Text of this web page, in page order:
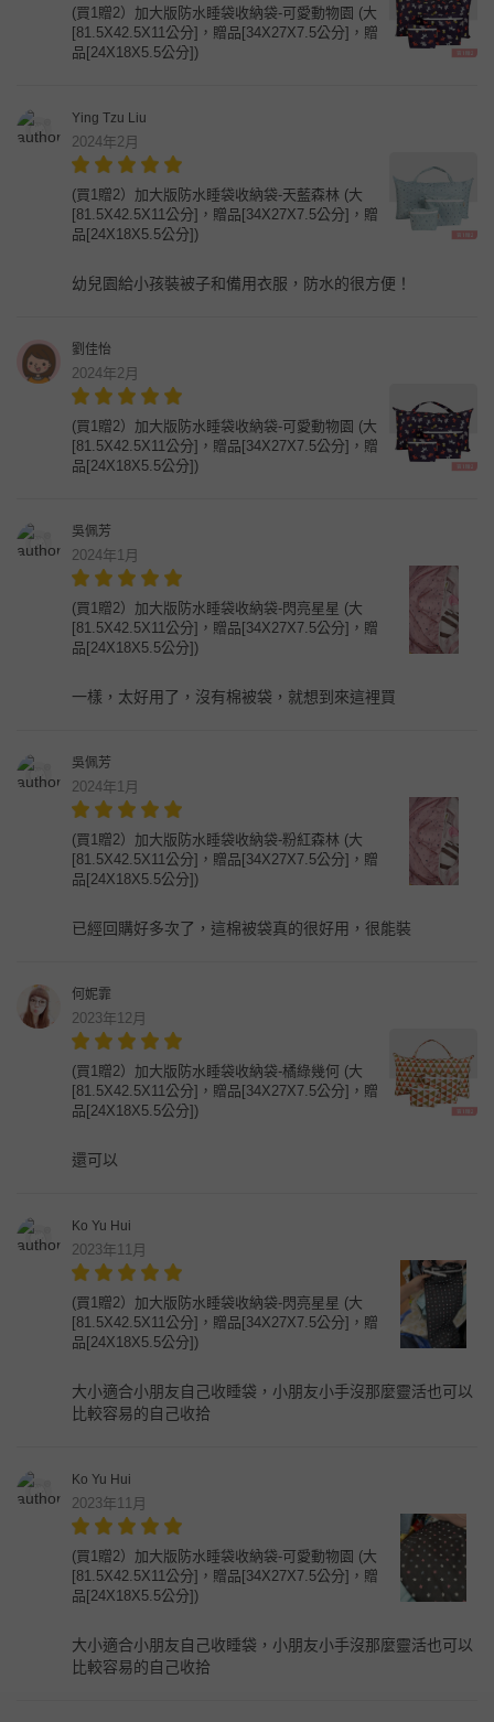
(買1贈2）加大版防水睡袋收納袋-可愛動物園 (大
[81.5X42.5X11公分]，贈品[34X27X7.5公分]，贈
品[24X18X5.5公分])
Ying Tzu Liu
2024年2月
(買1贈2）加大版防水睡袋收納袋-天藍森林 (大
[81.5X42.5X11公分]，贈品[34X27X7.5公分]，贈
品[24X18X5.5公分])
幼兒園給小孩裝被子和備用衣服，防水的很方便！
劉佳怡
2024年2月
(買1贈2）加大版防水睡袋收納袋-可愛動物園 (大
[81.5X42.5X11公分]，贈品[34X27X7.5公分]，贈
品[24X18X5.5公分])
吳佩芳
2024年1月
(買1贈2）加大版防水睡袋收納袋-閃亮星星 (大
[81.5X42.5X11公分]，贈品[34X27X7.5公分]，贈
品[24X18X5.5公分])
一樣，太好用了，沒有棉被袋，就想到來這裡買
吳佩芳
2024年1月
(買1贈2）加大版防水睡袋收納袋-粉紅森林 (大
[81.5X42.5X11公分]，贈品[34X27X7.5公分]，贈
品[24X18X5.5公分])
已經回購好多次了，這棉被袋真的很好用，很能裝
何妮霏
2023年12月
(買1贈2）加大版防水睡袋收納袋-橘綠幾何 (大
[81.5X42.5X11公分]，贈品[34X27X7.5公分]，贈
品[24X18X5.5公分])
還可以
Ko Yu Hui
2023年11月
(買1贈2）加大版防水睡袋收納袋-閃亮星星 (大
[81.5X42.5X11公分]，贈品[34X27X7.5公分]，贈
品[24X18X5.5公分])
大小適合小朋友自己收睡袋，小朋友小手沒那麼靈活也可以
比較容易的自己收拾
Ko Yu Hui
2023年11月
(買1贈2）加大版防水睡袋收納袋-可愛動物園 (大
[81.5X42.5X11公分]，贈品[34X27X7.5公分]，贈
品[24X18X5.5公分])
大小適合小朋友自己收睡袋，小朋友小手沒那麼靈活也可以
比較容易的自己收拾